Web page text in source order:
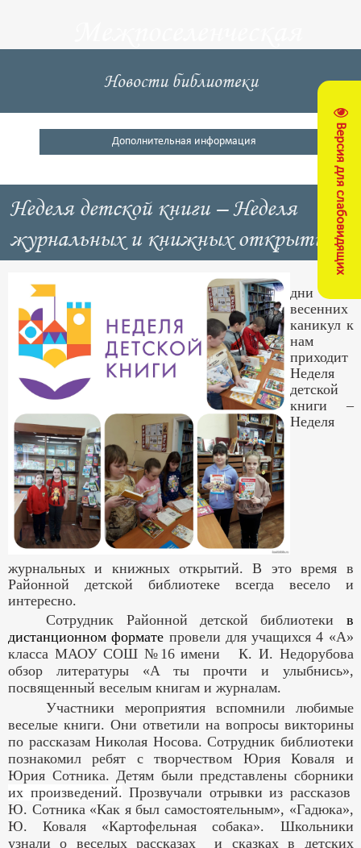
Версия для слабовидящих
центральная
библиотека
Кущевский район
Новости библиотеки
Дополнительная информация
Неделя детской книги – Неделя
журнальных и книжных открытий
В
дни
весенних
каникул к
нам
приходит
Неделя
детской
книги –
Неделя
журнальных и книжных открытий. В это время в
Районной детской библиотеке всегда весело и
интересно.
Сотрудник Районной детской библиотеки в
дистанционном формате провели для учащихся 4 «А»
класса МАОУ СОШ №16 имени К. И. Недорубова
обзор литературы «А ты прочти и улыбнись»,
посвященный веселым книгам и журналам.
Участники мероприятия вспомнили любимые
веселые книги. Они ответили на вопросы викторины
по рассказам Николая Носова. Сотрудник библиотеки
познакомил ребят с творчеством Юрия Коваля и
Юрия Сотника. Детям были представлены сборники
их произведений. Прозвучали отрывки из рассказов
Ю. Сотника «Как я был самостоятельным», «Гадюка»,
Ю. Коваля «Картофельная собака». Школьники
узнали о веселых рассказах и сказках в детских